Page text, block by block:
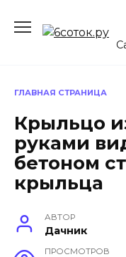
содержанию
ГЛАВНАЯ СТРАНИЦА
Крыльцо
руками
бетоном
крыльца
АВТОР
Дачник
ПРОСМОТРОВ